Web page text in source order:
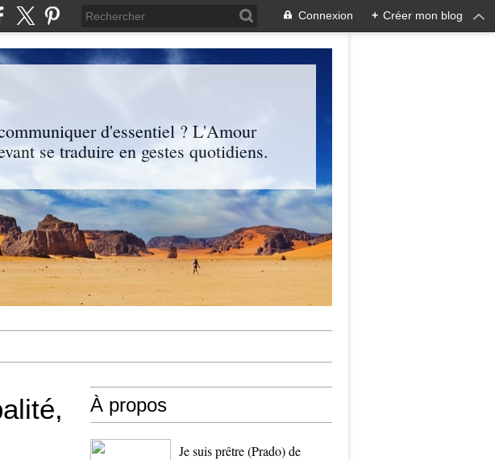
Connexion + Créer mon blog
d'essentiel ? L'Amour
se traduire en gestes quotidiens.
À propos
Je suis prêtre (Prado) de